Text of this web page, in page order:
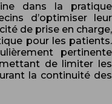
dans la pratique
d’optimiser leur
de prise en charge,
pour les patients.
pertinente
de limiter les
la continuité des